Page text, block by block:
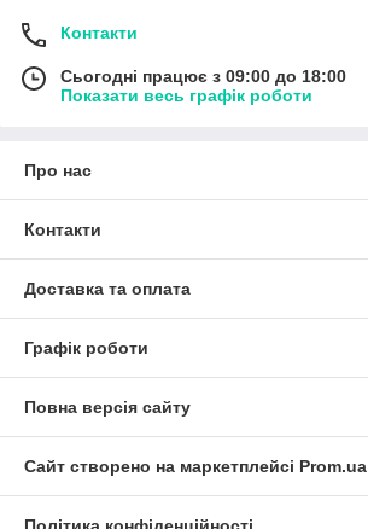
Контакти
Сьогодні працює з 09:00 до 18:00
Показати весь графік роботи
Про нас
Контакти
Доставка та оплата
Графік роботи
Повна версія сайту
Сайт створено на маркетплейсі Prom.ua